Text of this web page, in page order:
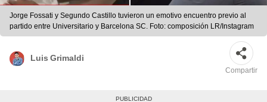
Jorge Fossati y Segundo Castillo tuvieron un emotivo encuentro previo al
partido entre Universitario y Barcelona SC. Foto: composición LR/Instagram
Luis Grimaldi
Compartir